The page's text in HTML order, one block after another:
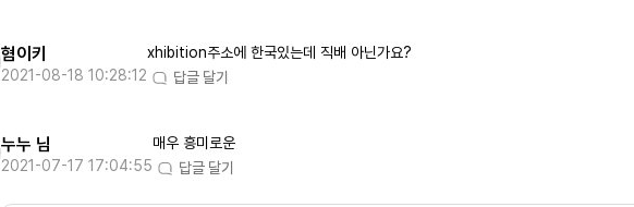
혐이키
2021-08-18 10:28:12
xhibition주소에 한국있는데 직배 아닌가요?
답글 달기
누누 님
2021-07-17 17:04:55
매우 흥미로운
답글 달기